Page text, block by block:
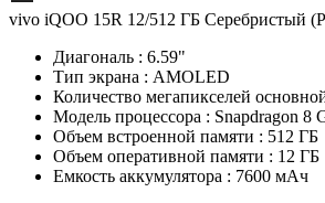
vivo iQOO 15R 12/512 ГБ Серебристый
Диагональ : 6.59"
Тип экрана : AMOLED
Количество мегапикселей
Модель процессора : Snapdragon 8
Объем встроенной памяти : 512 ГБ
Объем оперативной памяти : 12 ГБ
Емкость аккумулятора : 7600 мАч